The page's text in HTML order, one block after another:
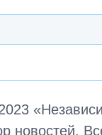
новостей.